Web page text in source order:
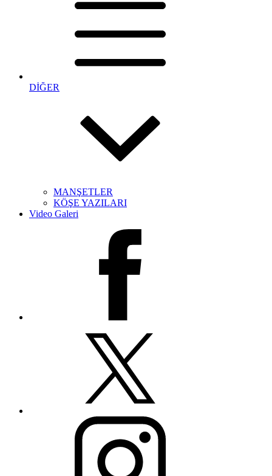
DİĞER
MANŞETLER
KÖŞE YAZILARI
Video Galeri